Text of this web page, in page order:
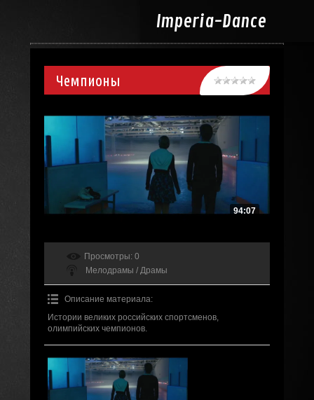
Imperia-Dance
Чемпионы
94:07
Просмотры: 0
Мелодрамы / Драмы
Описание материала:
Истории великих российских спортсменов,
олимпийских чемпионов.